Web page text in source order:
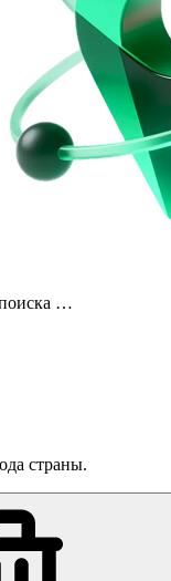
…
страны.